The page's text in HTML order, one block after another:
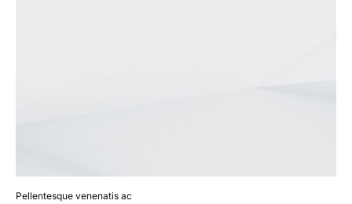
Pellentesque venenatis ac